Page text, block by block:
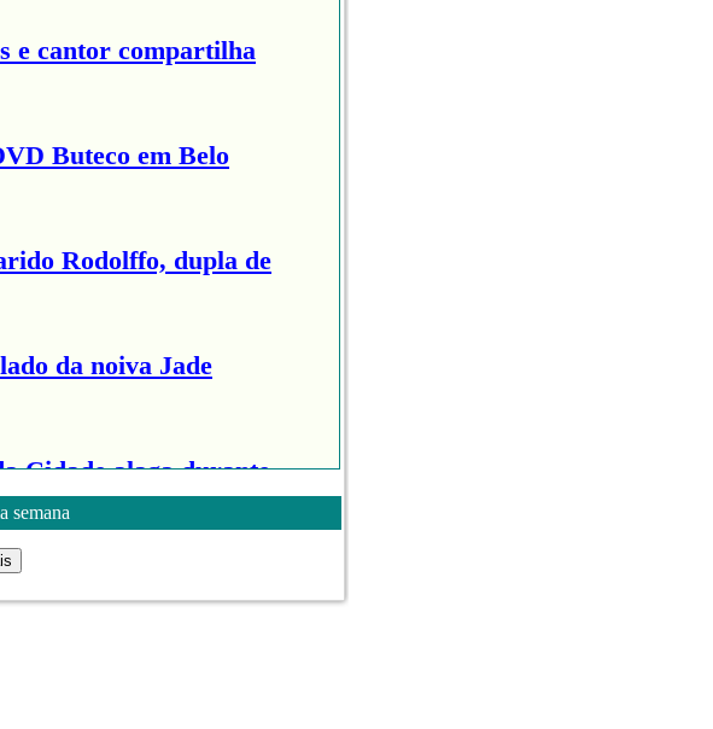
e cantor compartilha
Buteco em Belo
Rodolffo, dupla de
da noiva Jade
Cidade alaga durante
Mercic...
semana